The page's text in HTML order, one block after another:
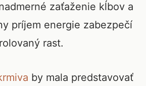
zaťaženie kĺbov a
príjem energie zabezpečí
rast.
by mala predstavovať